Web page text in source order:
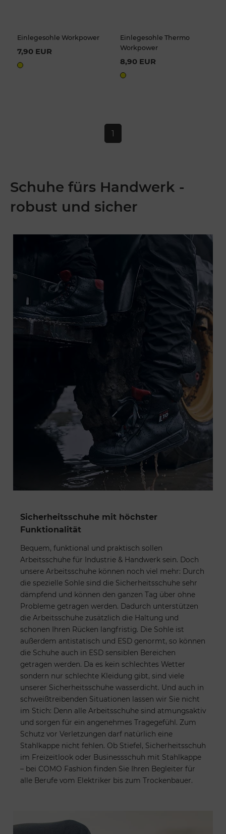
Einlegesohle Workpower
7,90 EUR
Einlegesohle Thermo
Workpower
8,90 EUR
1
Schuhe fürs Handwerk -
robust und sicher
Sicherheitsschuhe mit höchster
Funktionalität
Bequem, funktional und praktisch sollen
Arbeitsschuhe für Industrie & Handwerk sein. Doch
unsere Arbeitsschuhe können noch viel mehr: Durch
die spezielle Sohle sind die Sicherheitsschuhe sehr
dämpfend und können den ganzen Tag über ohne
Probleme getragen werden. Dadurch unterstützen
die Arbeitsschuhe zusätzlich die Haltung und
schonen Ihren Rücken langfristig. Die Sohle ist
außerdem antistatisch und ESD genormt, so können
die Schuhe auch in ESD sensiblen Bereichen
getragen werden. Da es kein schlechtes Wetter
sondern nur schlechte Kleidung gibt, sind viele
unserer Sicherheitsschuhe wasserdicht. Und auch in
schweißtreibenden Situationen lassen wir Sie nicht
im Stich: Denn alle Arbeitsschuhe sind atmungsaktiv
und sorgen für ein angenehmes Tragegefühl. Zum
Schutz vor Verletzungen darf natürlich eine
Stahlkappe nicht fehlen. Ob Stiefel, Sicherheitsschuh
im Freizeitlook oder Businessschuh mit Stahlkappe
– bei COMO Fashion finden Sie Ihren Begleiter für
alle Berufe vom Elektriker bis zum Trockenbauer.